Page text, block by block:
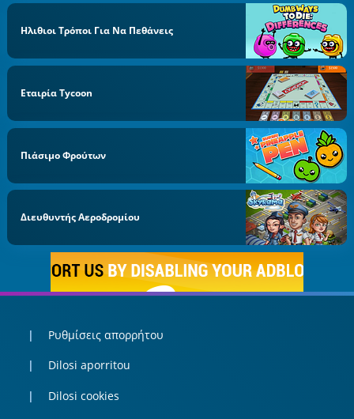
Ηλιθιοι Τρόποι Για Να Πεθάνεις
Εταιρία Tycoon
Πιάσιμο Φρούτων
Διευθυντής Αεροδρομίου
Ρυθμίσεις απορρήτου
Dilosi aporritou
Dilosi cookies